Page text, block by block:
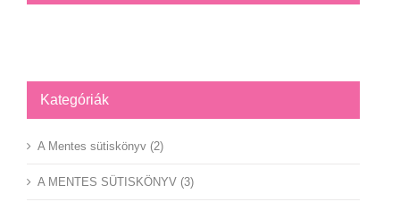
Kategóriák
A Mentes sütiskönyv (2)
A MENTES SÜTISKÖNYV (3)